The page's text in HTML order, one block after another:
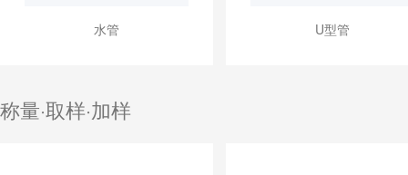
水管 U型管
称量·取样·加样